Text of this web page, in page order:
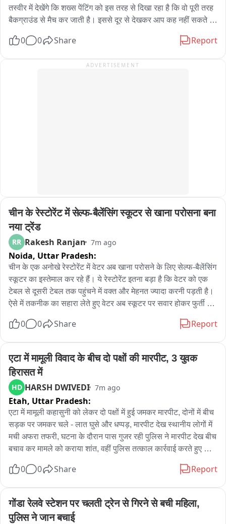
तस्वीर में देखेंगे कि शख्स पेंटिंग को इस तरह से दिखा रहा है कि वो पूरी तरह
बैकग्राउंड से मैच कर जाती है। इससे दूर से देखकर आप कह नहीं सकते है
देखी है क्या?
बेजोड़ क्रिएटिविटी पहले देखी है कभी?
0 0 Share Report
ADVERTISEMENT
चीन के रेस्टोरेंट में सेल्फ-बैलेंसिंग स्कूटर से खाना परोसना बना
नया ट्रेंड
RR Rakesh Ranjan 7m ago
Noida, Uttar Pradesh:
चीन के एक अनोखे रेस्टोरेंट में वेटर अब खाना परोसने के लिए सेल्फ-बैलेंसिंग
स्कूटर का इस्तेमाल कर रहे हैं। ये रेस्टोरेंट इतना बड़ा है कि वेटर को एक
टेबल से दूसरी टेबल तक पहुंचने में वक्त और मेहनत ज्यादा करनी पड़ती है।
ऐसे में तकनीक का सहारा लेते हुए वेटर अब स्कूटर पर सवार होकर फुर्ती से
है। टेक्नोलॉजी और सुविधा का ये मेल रेस्टोरेंट अनुभव को और खास बना
0 0 Share Report
एटा में मामूली विवाद के बीच दो पक्षों की मारपीट, 3 युवक
हिरासत में
HD HARSH DWIVEDI 7m ago
Etah, Uttar Pradesh:
एटा में मामूली कहासुनी को लेकर दो पक्षों में हुई जमकर मारपीट, दोनों में बीच
सड़क पर जमकर चले - लात घुसे और धप्पड़, मारपीट देख स्थानीय लोगों में
मची अफरा तफरी, घटना के दौरान पास गुजर रही पुलिस ने मारपीट देख बीच
बचाव कर मामले को कराया शांत, वहीं पुलिस तत्काल कार्रवाई करते हुए तीन
उल्लंघन/ हुड़दंग करने वाले अपराधियों को बिल्कुल भी bख्शा नहीं जायेगा,
नगर क्षेत्र के बस स्टैंड के पास का पूरा मामला।
0 0 Share Report
गोंडा रेलवे स्टेशन पर चलती ट्रेन से गिरने से बची महिला,
पुलिस ने जान बचाई